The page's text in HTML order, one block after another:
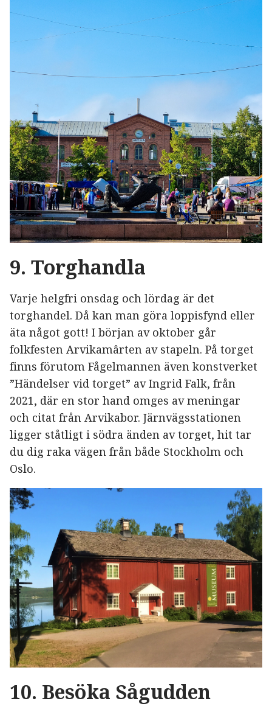
9. Torghandla
Varje helgfri onsdag och lördag är det
torghandel. Då kan man göra loppisfynd eller
äta något gott! I början av oktober går
folkfesten Arvikamârten av stapeln. På torget
finns förutom Fågelmannen även konstverket
”Händelser vid torget” av Ingrid Falk, från
2021, där en stor hand omges av meningar
och citat från Arvikabor. Järnvägsstationen
ligger ståtligt i södra änden av torget, hit tar
du dig raka vägen från både Stockholm och
Oslo.
10. Besöka Sågudden